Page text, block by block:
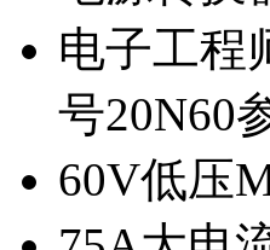
电子工程
号20N60
60V低压